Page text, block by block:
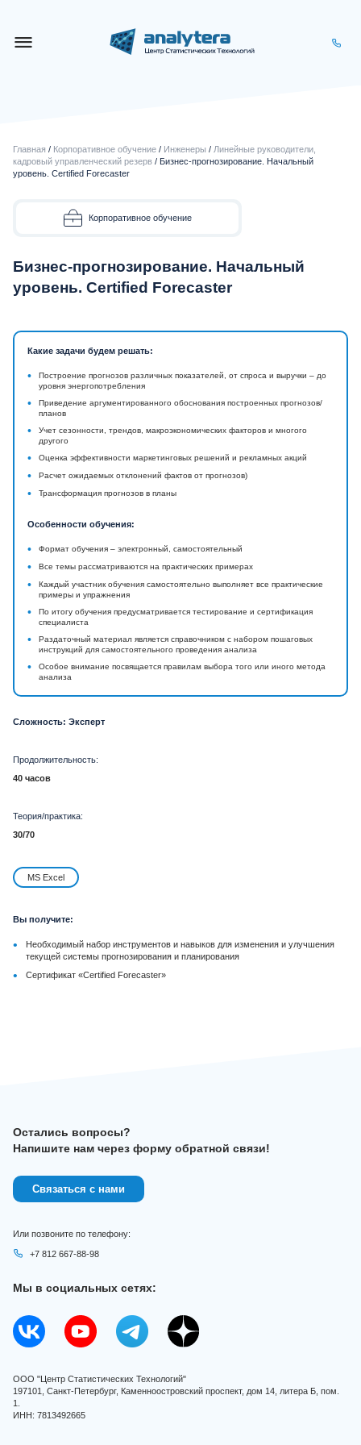
Главная / Корпоративное обучение / Инженеры / Линейные руководители,
кадровый управленческий резерв / Бизнес-прогнозирование. Начальный
уровень. Certified Forecaster
Корпоративное обучение
Бизнес-прогнозирование. Начальный
уровень. Certified Forecaster
Какие задачи будем решать:
•
Построение прогнозов различных показателей, от спроса и выручки – до
уровня энергопотребления
•
Приведение аргументированного обоснования построенных прогнозов/
планов
•
Учет сезонности, трендов, макроэкономических факторов и многого
другого
• Оценка эффективности маркетинговых решений и рекламных акций
• Расчет ожидаемых отклонений фактов от прогнозов)
• Трансформация прогнозов в планы
Особенности обучения:
• Формат обучения – электронный, самостоятельный
• Все темы рассматриваются на практических примерах
•
Каждый участник обучения самостоятельно выполняет все практические
примеры и упражнения
•
По итогу обучения предусматривается тестирование и сертификация
специалиста
•
Раздаточный материал является справочником с набором пошаговых
инструкций для самостоятельного проведения анализа
•
Особое внимание посвящается правилам выбора того или иного метода
анализа
Сложность: Эксперт
Продолжительность:
40 часов
Теория/практика:
30/70
MS Excel
Вы получите:
•
Необходимый набор инструментов и навыков для изменения и улучшения
текущей системы прогнозирования и планирования
• Сертификат «Certified Forecaster»
Остались вопросы?
Напишите нам через форму обратной связи!
Связаться с нами
Или позвоните по телефону:
+7 812 667-88-98
Мы в социальных сетях:
ООО "Центр Статистических Технологий"
197101, Санкт-Петербург, Каменноостровский проспект, дом 14, литера Б, пом.
1.
ИНН: 7813492665